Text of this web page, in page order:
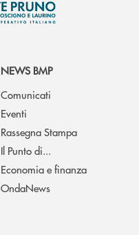
NEWS BMP
Comunicati
Eventi
Rassegna Stampa
Il Punto di...
Economia e finanza
OndaNews